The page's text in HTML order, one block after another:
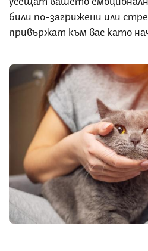
били по-загрижени или
привържат към вас като